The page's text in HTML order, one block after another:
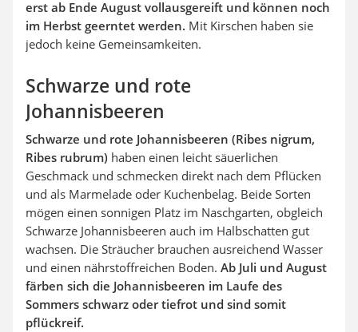
erst ab Ende August vollausgereift und können noch
im Herbst geerntet werden. Mit Kirschen haben sie
jedoch keine Gemeinsamkeiten.
Schwarze und rote
Johannisbeeren
Schwarze und rote Johannisbeeren (Ribes nigrum,
Ribes rubrum) haben einen leicht säuerlichen
Geschmack und schmecken direkt nach dem Pflücken
und als Marmelade oder Kuchenbelag. Beide Sorten
mögen einen sonnigen Platz im Naschgarten, obgleich
Schwarze Johannisbeeren auch im Halbschatten gut
wachsen. Die Sträucher brauchen ausreichend Wasser
und einen nährstoffreichen Boden. Ab Juli und August
färben sich die Johannisbeeren im Laufe des
Sommers schwarz oder tiefrot und sind somit
pflückreif.